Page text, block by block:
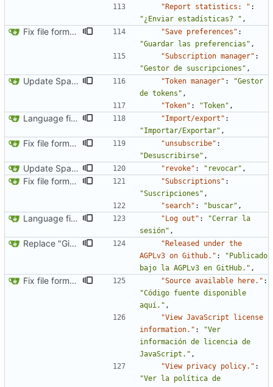
"Report statistics: " :
"¿Enviar estadísticas? " ,
Fix file formatting for locales "Save preferences" :
"Guardar las preferencias" ,
"Subscription manager" :
"Gestor de suscripciones" ,
Update Spanish translation "Token manager" :
"Gestor
de tokens" ,
"Token" : "Token" ,
Language fixes ( #366 ) "Import/export" :
"Importar/Exportar" ,
Fix file formatting for locales "unsubscribe" :
"Desuscribirse" ,
Update Spanish translation "revoke" : "revocar" ,
Fix file formatting for locales "Subscriptions" :
"Suscripciones" ,
"search" : "buscar" ,
Language fixes ( #366 ) "Log out" :
"Cerrar la
sesión" ,
Replace "Github" by "GitHub"
"Released under the
AGPLv3 on Github." :
"Publicado
bajo la AGPLv3 en GitHub." ,
Fix file formatting for locales "Source available here." :
"Código fuente disponible
aquí." ,
"View JavaScript license
information." :
"Ver
información de licencia de
JavaScript." ,
"View privacy policy." :
"Ver la política de